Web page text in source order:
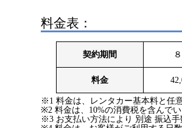
料金表：
契約期間
料金
※1 料金は、レンタカー基本料と任
※2 料金は、10%の消費税を含んで
※3 お支払い方法により 別途 振込手